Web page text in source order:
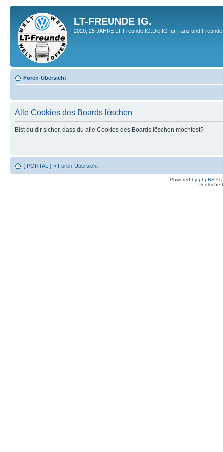
LT-FREUNDE IG.
2020; 25 JAHRE LT-Freunde IG.Die IG für Fans und
Foren-Übersicht
Alle Cookies des Boards löschen
Bist du dir sicher, dass du alle Cookies des Boards löschen möchtest?
{ PORTAL } » Foren-Übersicht
Powered by phpBB ©
Deutsche